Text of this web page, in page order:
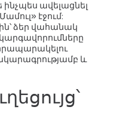
ավելացնել
էջում:
ձեր վահանակ
կարգավորումները
հրապարակելու
և